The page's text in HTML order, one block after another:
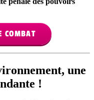
COMBAT
une
!